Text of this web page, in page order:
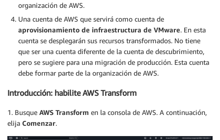
organización de AWS.
Una cuenta de AWS que servirá como cuenta de
aprovisionamiento de infraestructura de VMware. En esta
cuenta se desplegarán sus recursos transformados. No tiene
que ser una cuenta diferente de la cuenta de descubrimiento,
pero se sugiere para una migración de producción. Esta cuenta
debe formar parte de la organización de AWS.
Introducción: habilite AWS Transform
1. Busque AWS Transform en la consola de AWS. A continuación,
elija Comenzar.